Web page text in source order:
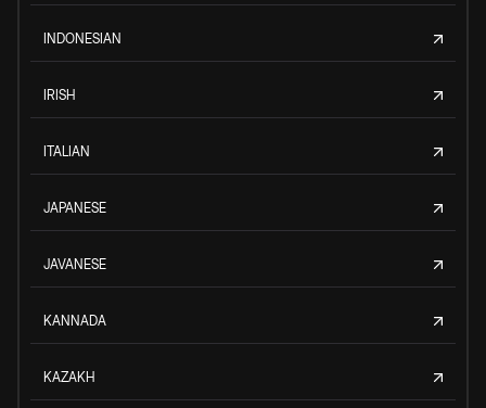
INDONESIAN
IRISH
ITALIAN
JAPANESE
JAVANESE
KANNADA
KAZAKH